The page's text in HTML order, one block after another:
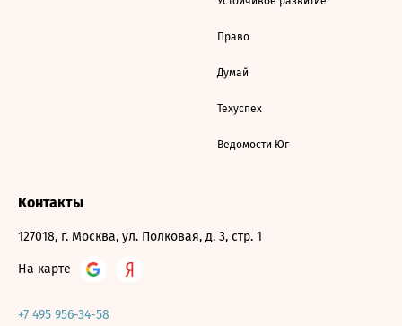
Право
Думай
Техуспех
Ведомости Юг
Контакты
127018, г. Москва, ул. Полковая, д. 3, стр. 1
На карте
+7 495 956-34-58